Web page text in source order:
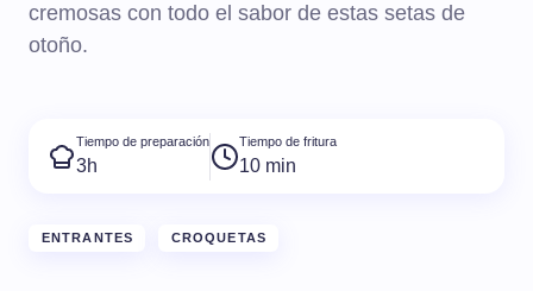
cremosas con todo el sabor de estas setas de
otoño.
Tiempo de preparación
3h
Tiempo de fritura
10 min
ENTRANTES CROQUETAS